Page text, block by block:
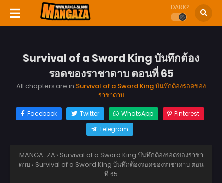
DARK?
Survival of a Sword King บันทึกต้อง
รอดของราชาดาบ ตอนที่ 65
All chapters are in Survival of a Sword King บันทึกต้องรอดของ
ราชาดาบ
Facebook Twitter WhatsApp
Pinterest
Telegram
MANGA-ZA › Survival of a Sword King บันทึกต้องรอดของราชา
ดาบ › Survival of a Sword King บันทึกต้องรอดของราชาดาบ ตอน
ที่ 65